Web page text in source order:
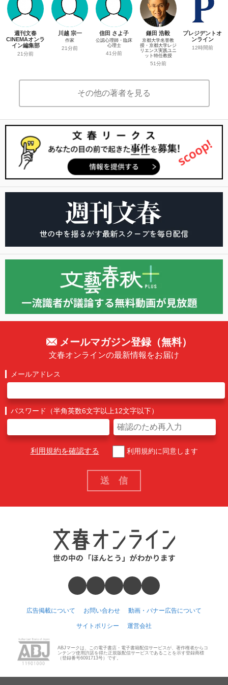
週刊文春
CINEMAオンラ
イン編集部
21分前
川越 宗一
作家
21分前
信田 さよ子
公認心理師・臨床
心理士
41分前
鎌田 浩毅
京都大学名誉教
授・京都大学レジ
リエンス実践ユニ
ット特任教授
51分前
プレジデントオ
ンライン
12時間前
その他の著者を見る
メールマガジン登録（無料）
文春オンラインの最新情報をお届け
メールアドレス
パスワード（半角英数6文字以上12文字以下）
利用規約を確認する 利用規約に同意します
広告掲載について お問い合わせ 動画・バナー広告について
サイトポリシー 運営会社
ABJマークは、この電子書店・電子書籍配信サービスが、著作権者からコ
ンテンツ使用許諾を得た正規版配信サービスであることを示す登録商標
（登録番号6091713号）です。